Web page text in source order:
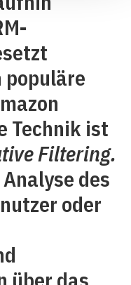
populäre
Technik ist
Filtering.
des
oder